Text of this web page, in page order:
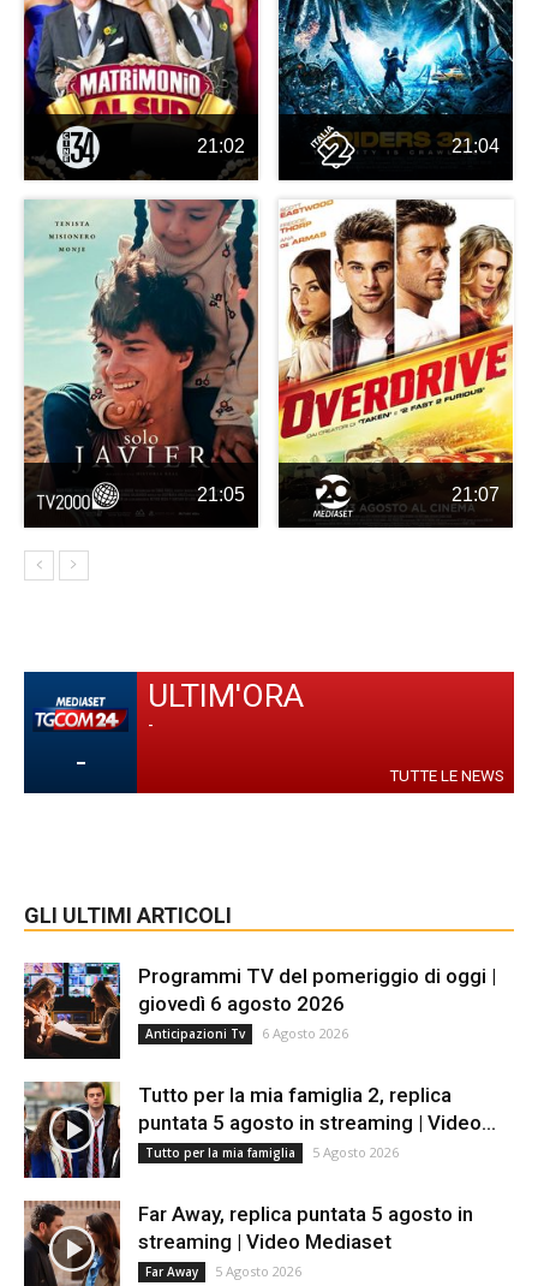
21:02 21:04
21:05 21:07
-
ULTIM'ORA
-
TUTTE LE NEWS
GLI ULTIMI ARTICOLI
Programmi TV del pomeriggio di oggi |
giovedì 6 agosto 2026
Anticipazioni Tv 6 Agosto 2026
Tutto per la mia famiglia 2, replica
puntata 5 agosto in streaming | Video...
Tutto per la mia famiglia 5 Agosto 2026
Far Away, replica puntata 5 agosto in
streaming | Video Mediaset
Far Away 5 Agosto 2026